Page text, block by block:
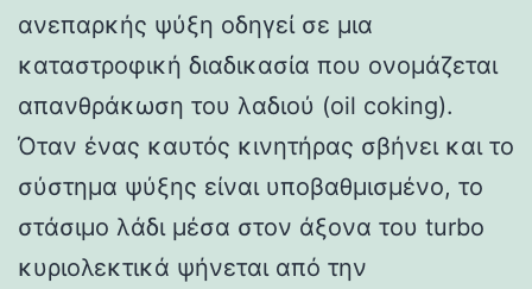
ανεπαρκής ψύξη οδηγεί σε μια
καταστροφική διαδικασία που ονομάζεται
απανθράκωση του λαδιού (oil coking).
Όταν ένας καυτός κινητήρας σβήνει και το
σύστημα ψύξης είναι υποβαθμισμένο, το
στάσιμο λάδι μέσα στον άξονα του turbo
κυριολεκτικά ψήνεται από την